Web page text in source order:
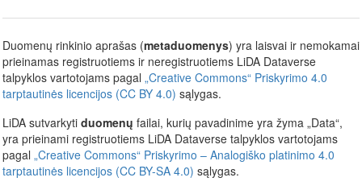
Duomenų rinkinio aprašas (metaduomenys) yra laisvai ir nemokamai
prieinamas registruotiems ir neregistruotiems LiDA Dataverse
talpyklos vartotojams pagal „Creative Commons“ Priskyrimo 4.0
tarptautinės licencijos (CC BY 4.0) sąlygas.
LiDA sutvarkyti duomenų failai, kurių pavadinime yra žyma „Data“,
yra prieinami registruotiems LiDA Dataverse talpyklos vartotojams
pagal „Creative Commons“ Priskyrimo – Analogiško platinimo 4.0
tarptautinės licencijos (CC BY-SA 4.0) sąlygas.